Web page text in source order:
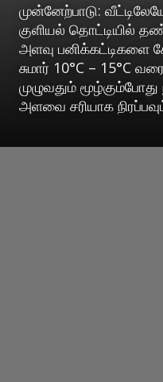
முன்னேற்பாடு:
குளியல் தொட்டியில்
அளவு பனிக்கட்டிகளை
சுமார் 10°C – 15°C
முழுவதும்
அளவை சரியாக